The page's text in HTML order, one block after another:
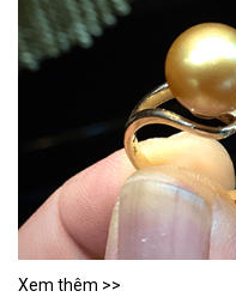
Xem thêm >>